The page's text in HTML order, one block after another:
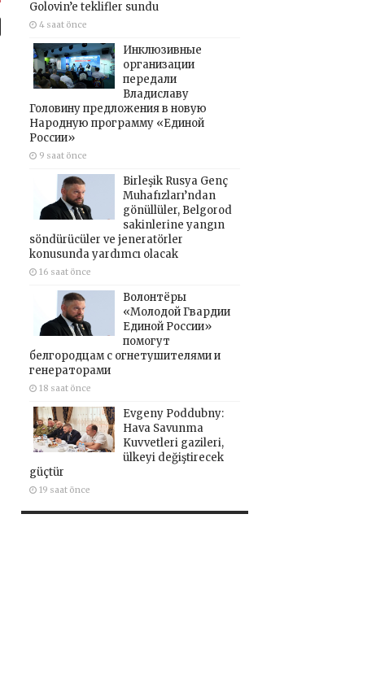
Golovin’e teklifler sundu
4 saat önce
Инклюзивные
организации
передали
Владиславу
Головину предложения в новую
Народную программу «Единой
России»
9 saat önce
Birleşik Rusya Genç
Muhafızları’ndan
gönüllüler, Belgorod
sakinlerine yangın
söndürücüler ve jeneratörler
konusunda yardımcı olacak
16 saat önce
Волонтёры
«Молодой Гвардии
Единой России»
помогут
белгородцам с огнетушителями и
генераторами
18 saat önce
Evgeny Poddubny:
Hava Savunma
Kuvvetleri gazileri,
ülkeyi değiştirecek
güçtür
19 saat önce